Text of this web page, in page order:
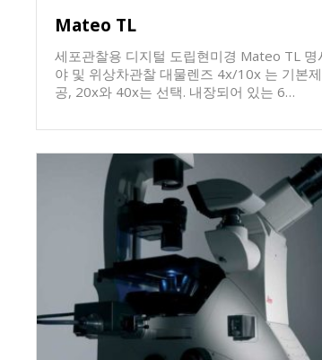
Mateo TL
세포관찰용 디지털 도립현미경 Mateo TL 명시
야 및 위상차관찰 대물렌즈 4x/10x 는 기본제
공, 20x와 40x는 선택. 내장되어 있는 6
monitor/ 1920 pixels x 1080pixels/ Tiltable
system/ 7GB는 image 및 logfiles 저장 1x
USB3.0, 2x USB2.0 Data transfer : USB 또는
WIFI connection to smart device Object
guide kit ( object guide + 35mm & 60mm
dishes와 slide 이용을 위한 holding frame +
microplate이용을 위한 holding frame)(선택)
Confluency module (선택) WIFI dongle